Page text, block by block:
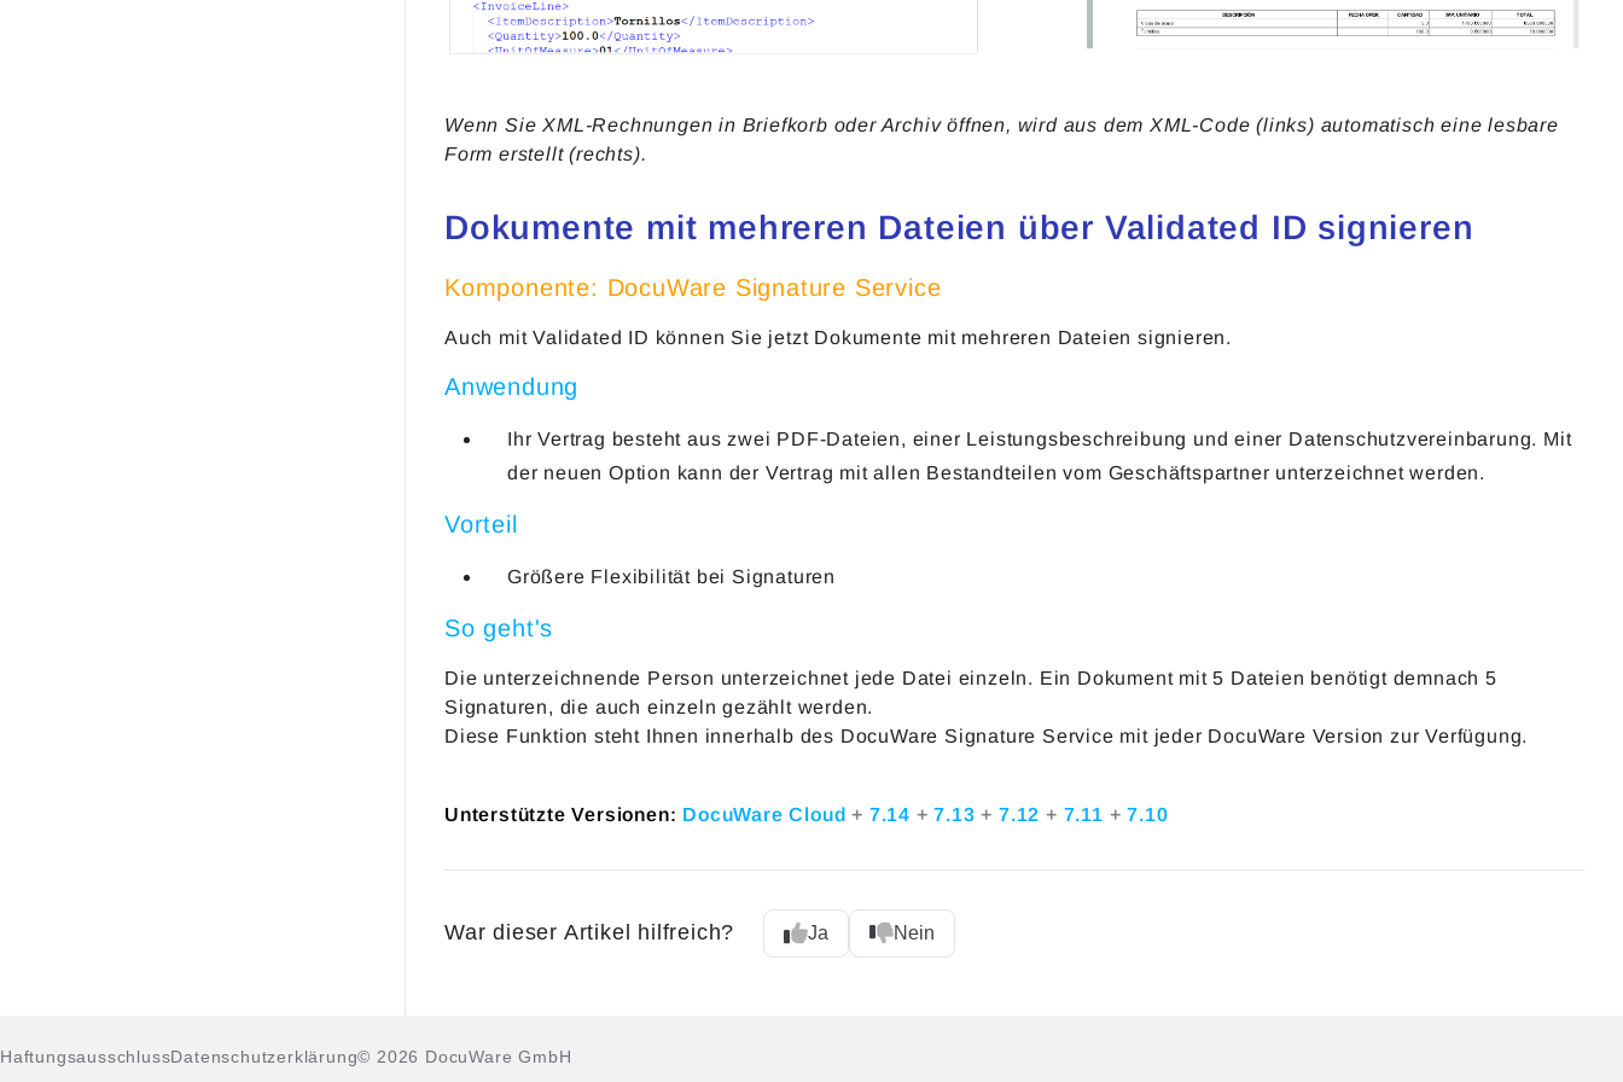
Wenn Sie XML-Rechnungen in Briefkorb oder Archiv öffnen, wird aus dem XML-Code (links) automatisch eine lesbare
Form erstellt (rechts).
Dokumente mit mehreren Dateien über Validated ID signieren
Komponente: DocuWare Signature Service
Auch mit Validated ID können Sie jetzt Dokumente mit mehreren Dateien signieren.
Anwendung
Ihr Vertrag besteht aus zwei PDF-Dateien, einer Leistungsbeschreibung und einer Datenschutzvereinbarung. Mit
der neuen Option kann der Vertrag mit allen Bestandteilen vom Geschäftspartner unterzeichnet werden.
Vorteil
Größere Flexibilität bei Signaturen
So geht's
Die unterzeichnende Person unterzeichnet jede Datei einzeln. Ein Dokument mit 5 Dateien benötigt demnach 5
Signaturen, die auch einzeln gezählt werden.
Diese Funktion steht Ihnen innerhalb des DocuWare Signature Service mit jeder DocuWare Version zur Verfügung.
Unterstützte Versionen: DocuWare Cloud+ 7.14 +7.13+7.12+ 7.11 +7.10
War dieser Artikel hilfreich? Ja Nein
HaftungsausschlussDatenschutzerklärung© 2026 DocuWare GmbH